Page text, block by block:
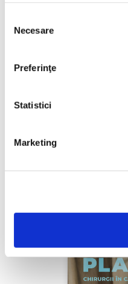
consimțământului
Necesare
Preferinţe
Statistici
Marketing
Yascha Mounk,